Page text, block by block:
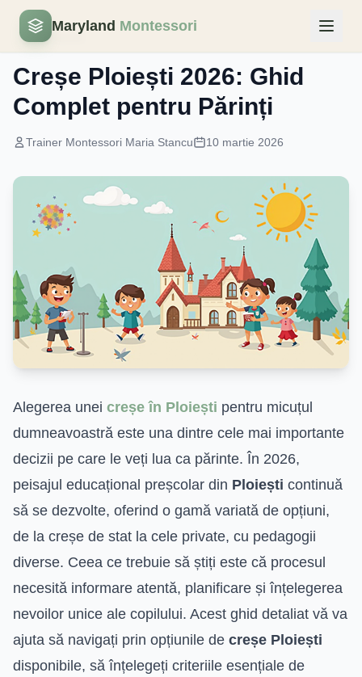
Maryland Montessori
Ghid Parinti
Creșe Ploiești 2026: Ghid
Complet pentru Părinți
Trainer Montessori Maria Stancu 10 martie 2026
Alegerea unei creșe în Ploiești pentru micuțul
dumneavoastră este una dintre cele mai importante
decizii pe care le veți lua ca părinte. În 2026,
peisajul educațional preșcolar din Ploiești continuă
să se dezvolte, oferind o gamă variată de opțiuni,
de la creșe de stat la cele private, cu pedagogii
diverse. Ceea ce trebuie să știți este că procesul
necesită informare atentă, planificare și înțelegerea
nevoilor unice ale copilului. Acest ghid detaliat vă va
ajuta să navigați prin opțiunile de creșe Ploiești
disponibile, să înțelegeți criteriile esențiale de